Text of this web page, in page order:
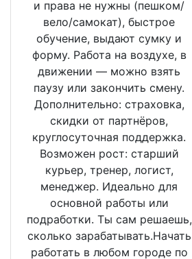
и права не нужны (пешком/
вело/самокат), быстрое
обучение, выдают сумку и
форму. Работа на воздухе, в
движении — можно взять
паузу или закончить смену.
Дополнительно: страховка,
скидки от партнёров,
круглосуточная поддержка.
Возможен рост: старший
курьер, тренер, логист,
менеджер. Идеально для
основной работы или
подработки. Ты сам решаешь,
сколько зарабатывать.Начать
работать в любом городе по